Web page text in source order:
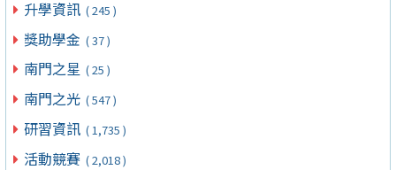
升學資訊 ( 245 )
獎助學金 ( 37 )
南門之星 ( 25 )
南門之光 ( 547 )
研習資訊 ( 1,735 )
活動競賽 ( 2,018 )